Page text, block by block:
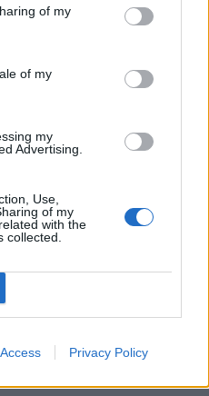
of my
of my
my
Advertising.
Use,
of my
with the
collected.
Privacy Policy
battaglia
sposta
Internet
battaglia,